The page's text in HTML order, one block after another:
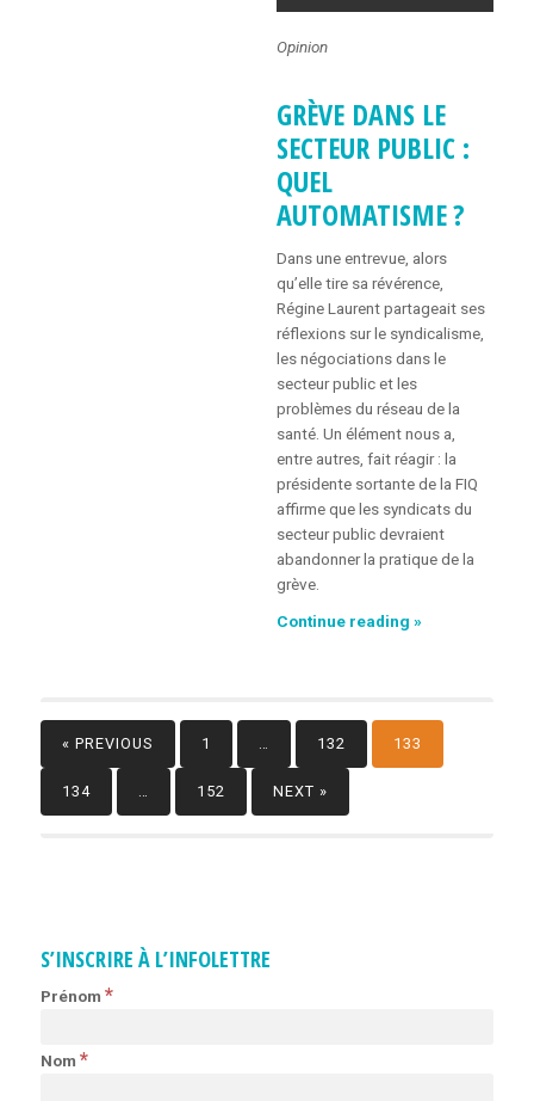
Opinion
GRÈVE DANS LE
SECTEUR PUBLIC :
QUEL
AUTOMATISME ?
Dans une entrevue, alors
qu’elle tire sa révérence,
Régine Laurent partageait ses
réflexions sur le syndicalisme,
les négociations dans le
secteur public et les
problèmes du réseau de la
santé. Un élément nous a,
entre autres, fait réagir : la
présidente sortante de la FIQ
affirme que les syndicats du
secteur public devraient
abandonner la pratique de la
grève.
Continue reading »
public :
automatisme ?
NAVIGATION
« PREVIOUS 1 132 133
134 152 NEXT »
S’INSCRIRE À L’INFOLETTRE
Prénom*
Nom*